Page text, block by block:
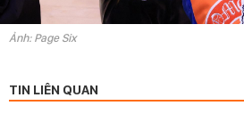
Ảnh: Page Six
TIN LIÊN QUAN